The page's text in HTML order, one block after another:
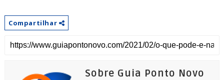
Compartilhar
Sobre Guia Ponto Novo